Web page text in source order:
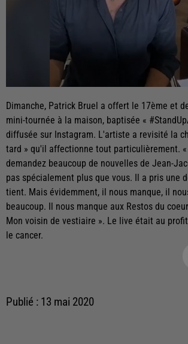
Dimanche, Patrick Bruel a offert le 17ème et
mini-tournée à la maison, baptisée «
diffusée sur Instagram. L'artiste a revisité la
tard » qu'il affectionne tout particulièrement. «
demandez beaucoup de nouvelles de Jean-
pas spécialement plus que vous. Il a pris une
tient. Mais évidemment, il nous manque, il
beaucoup. Il nous manque aux Restos du
Mon voisin de vestiaire ». Le live était au
le cancer.
Publié : 13 mai 2020